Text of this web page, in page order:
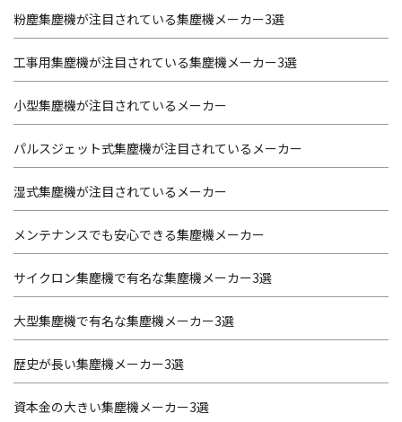
粉塵集塵機が注目されている集塵機メーカー3選
工事用集塵機が注目されている集塵機メーカー3選
小型集塵機が注目されているメーカー
パルスジェット式集塵機が注目されているメーカー
湿式集塵機が注目されているメーカー
メンテナンスでも安心できる集塵機メーカー
サイクロン集塵機で有名な集塵機メーカー3選
大型集塵機で有名な集塵機メーカー3選
歴史が長い集塵機メーカー3選
資本金の大きい集塵機メーカー3選